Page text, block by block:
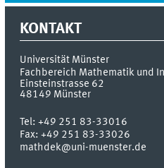
KONTAKT
Universität Münster
Fachbereich Mathematik und
Einsteinstrasse 62
48149 Münster
Tel:+49 251 83-33016
Fax:+49 251 83-33026
mathdek@uni-muenster.de